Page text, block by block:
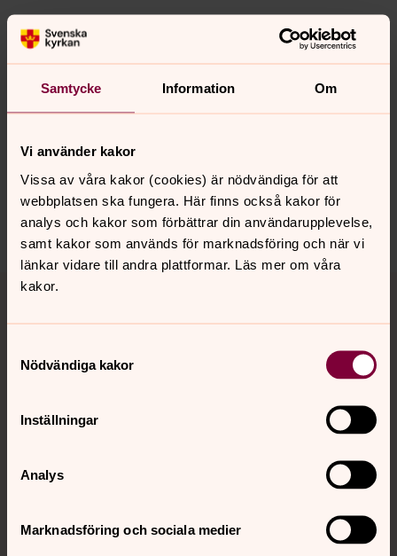
Samtycke Information Om
Vi använder kakor
Vissa av våra kakor (cookies) är nödvändiga för att
webbplatsen ska fungera. Här finns också kakor för
analys och kakor som förbättrar din användarupplevelse,
samt kakor som används för marknadsföring och när vi
länkar vidare till andra plattformar. Läs mer om våra
kakor.
Nödvändiga kakor
Inställningar
Analys
Marknadsföring och sociala medier
Arrangeras av S:t Lukas i Värmland och Karlstads
domkyrkoförsamling.
Synpunkter eller frågor på sidans
karlstads.pastorat@svenskakyrkan.se
Dela
Tillbaka till toppen
Tillbaka till innehållet
Kontakt